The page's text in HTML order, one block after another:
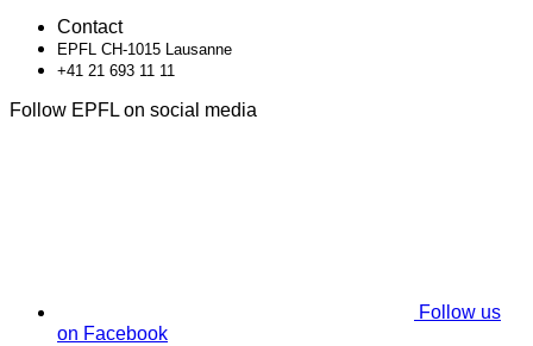
Contact
EPFL CH-1015 Lausanne
+41 21 693 11 11
Follow EPFL on social media
Follow us
on Facebook